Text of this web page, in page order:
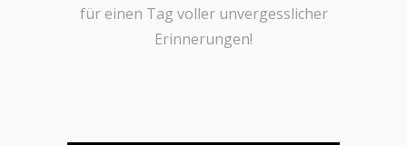
für einen Tag voller unvergesslicher
Erinnerungen!